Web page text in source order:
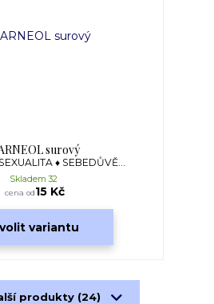
surový
♦ SEBEDŮVĚ...
cena od15 Kč
Skladem 32
variantu
produkty (24)